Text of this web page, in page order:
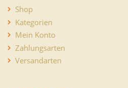
Shop
Kategorien
Mein Konto
Zahlungsarten
Versandarten